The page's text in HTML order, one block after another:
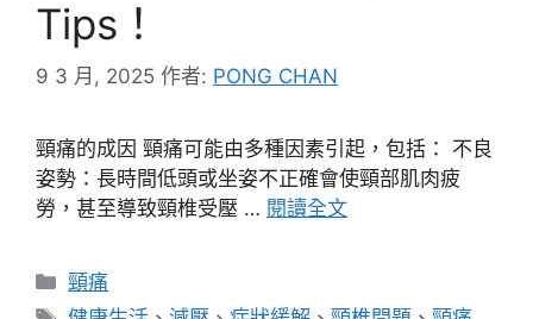
Tips！
9 3 月, 2025 作者: PONG CHAN
頸痛的成因 頸痛可能由多種因素引起，包括： 不良
姿勢：長時間低頭或坐姿不正確會使頸部肌肉疲
勞，甚至導致頸椎受壓 … 閱讀全文
分
類
頸痛
標